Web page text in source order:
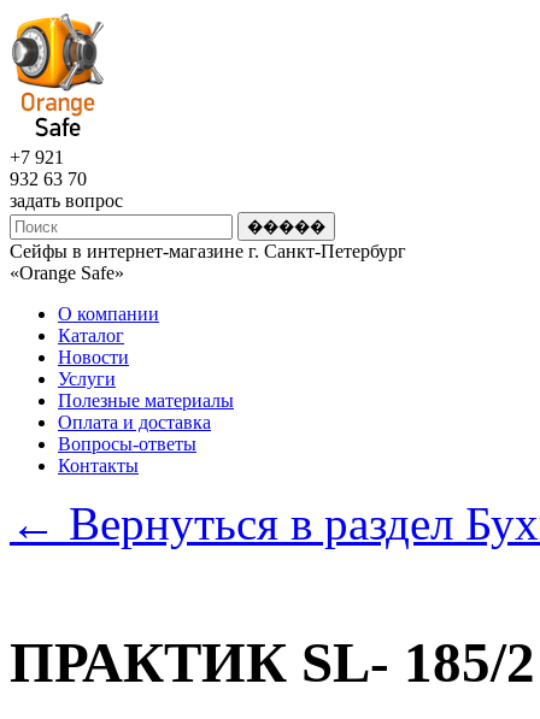
+7 921
932 63 70
задать вопрос
Сейфы в интернет-магазине г. Санкт-Петербург
«Оrange Safe»
О компании
Каталог
Новости
Услуги
Полезные материалы
Оплата и доставка
Вопросы-ответы
Контакты
← Вернуться в раздел
ПРАКТИК SL- 185/2